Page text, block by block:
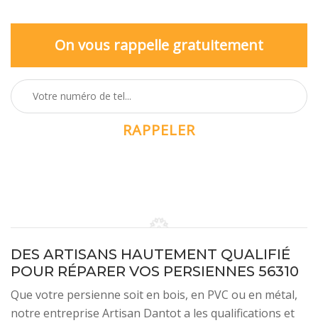
On vous rappelle gratuitement
DES ARTISANS HAUTEMENT QUALIFIÉ
POUR RÉPARER VOS PERSIENNES 56310
Que votre persienne soit en bois, en PVC ou en métal,
notre entreprise Artisan Dantot a les qualifications et